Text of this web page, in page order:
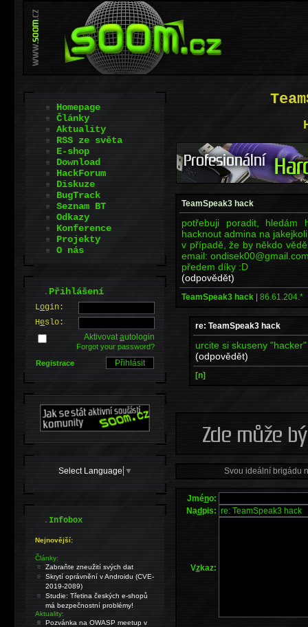
TeamSpeak3 hack
potřebuji poradit,
hacknout admina na
v případě, že by někdo
email:
předem díky :D
(odpovědět)
TeamSpeak3 hack | 86.61.204.*
re: TeamSpeak3 hack
urcite si skuseny
(odpovědět)
[n]
Svou ideální brigádu
Jméno:
Nadpis:
Vzkaz:
Homepage
Články
Aktuality
RSS ze světa
E-shop
Download
HackForum
Diskuze
BugTrack
Seznam BT
Odkazy
Konference
Projekty
O nás
.Přihlášení
Login:
Heslo:
Aktivovatautologin
Forgot your password?
Registrace
Select Language ▼
.Infobox
Nejnovější:
Články:
Zabraňte zneužití svých dat
Skrytí oprávnění v Androidu (CVE-
2019-2089)
Studie: Třetina českých e-shopů
má bezpečnostní problémy!
Aktuality:
Pozvánka na OWASP meetup v